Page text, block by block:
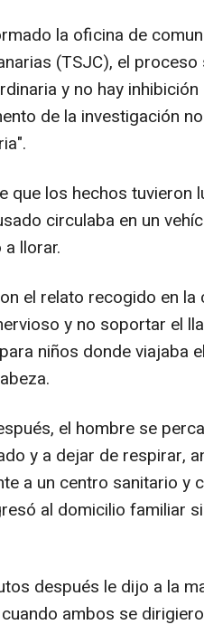
la oficina de
(TSJC), el
y no hay
de la investigación
que los hechos tuvieron
circulaba en un
llorar.
el relato recogido en
y no soportar el
niños donde viajaba
el hombre se
y a dejar de respirar,
a un centro sanitario y
al domicilio familiar
después le dijo a la
ambos se